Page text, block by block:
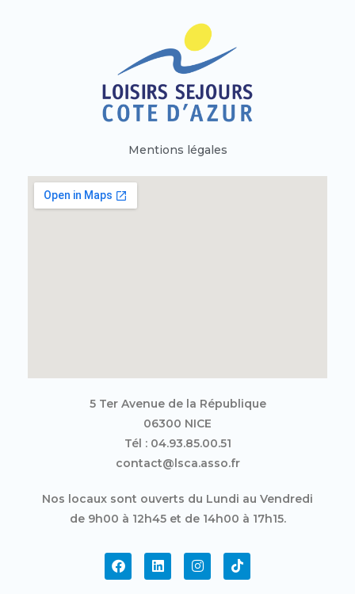
Mentions légales
5 Ter Avenue de la République
06300 NICE
Tél : 04.93.85.00.51
contact@lsca.asso.fr
Nos locaux sont ouverts du Lundi au Vendredi
de 9h00 à 12h45 et de 14h00 à 17h15.